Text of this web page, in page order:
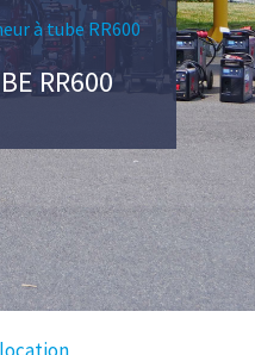
à tube RR600
RR600